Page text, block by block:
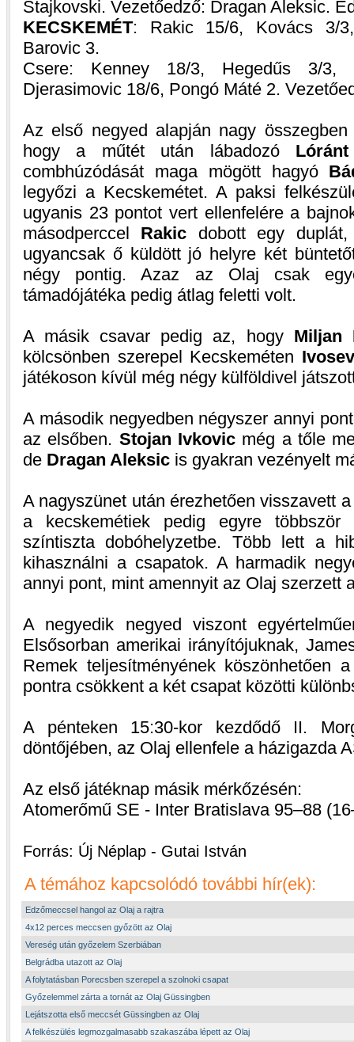
Stajkovski. Vezetőedző: Dragan Aleksic.
KECSKEMÉT: Rakic 15/6, Kovács 3/
Barovic 3.
Csere: Kenney 18/3, Hegedűs 3/3,
Djerasimovic 18/6, Pongó Máté 2.
Az első negyed alapján nagy
hogy a műtét után lábadozó
combhúzódását maga mögött hagyó
legyőzi a Kecskemétet. A paksi
ugyanis 23 pontot vert ellenfelére a
másodperccel Rakic dobott egy
ugyancsak ő küldött jó helyre két
négy pontig. Azaz az Olaj csak
támadójátéka pedig átlag feletti volt.
A másik csavar pedig az, hogy Miljan
kölcsönben szerepel Kecskeméten
játékoson kívül még négy külföldivel
A második negyedben négyszer annyi
az elsőben. Stojan Ivkovicmég a tőle
de Dragan Aleksic is gyakran vezényelt
A nagyszünet után érezhetően visszavett
a kecskemétiek pedig egyre
színtiszta dobóhelyzetbe. Több lett a
kihasználni a csapatok. A harmadik
annyi pont, mint amennyit az Olaj szerzett
A negyedik negyed viszont
Elsősorban amerikai irányítójuknak,
Remek teljesítményének köszönhetően
pontra csökkent a két csapat közötti
A pénteken 15:30-kor kezdődő II.
döntőjében, az Olaj ellenfele a házigazda
Az első játéknap másik mérkőzésén:
Atomerőmű SE - Inter Bratislava 95–88
Forrás: Új Néplap - Gutai István
A témához kapcsolódó további hír(ek):
Edzőmeccsel hangol az Olaj a rajtra
4x12 perces meccsen győzött az Olaj
Vereség után győzelem Szerbiában
Belgrádba utazott az Olaj
A folytatásban Porecsben szerepel a szolnoki csapat
Győzelemmel zárta a tornát az Olaj Güssingben
Lejátszotta első meccsét Güssingben az Olaj
A felkészülés legmozgalmasabb szakaszába lépett az Olaj